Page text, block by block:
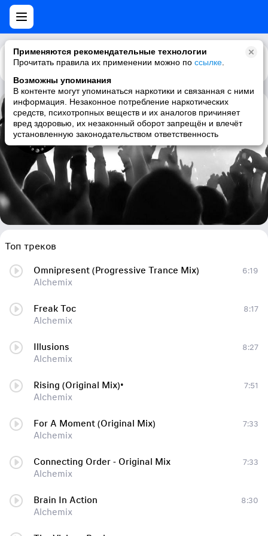
Применяются рекомендательные технологии
Прочитать правила их применении можно по ссылке
Возможны упоминания
В контенте могут упоминаться наркотики и связанная с ними
информация. Незаконное потребление наркотических
средств, психотропных веществ и их аналогов причиняет
вред здоровью, их незаконный оборот запрещён и влечёт
установленную законодательством ответственность
Каталог Рекомендации
Alchemix
Топ треков
Omnipresent (Progressive Trance Mix)
Alchemix
6:19
Freak Toc
Alchemix
8:17
Illusions
Alchemix
8:27
Rising (Original Mix)•
Alchemix
7:51
For A Moment (Original Mix)
Alchemix
7:33
Connecting Order - Original Mix
Alchemix
7:33
Brain In Action
Alchemix
8:30